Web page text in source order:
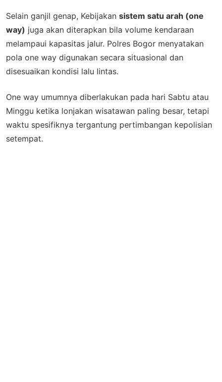
Selain ganjil genap, Kebijakan sistem satu arah (one
way) juga akan diterapkan bila volume kendaraan
melampaui kapasitas jalur. Polres Bogor menyatakan
pola one way digunakan secara situasional dan
disesuaikan kondisi lalu lintas.
One way umumnya diberlakukan pada hari Sabtu atau
Minggu ketika lonjakan wisatawan paling besar, tetapi
waktu spesifiknya tergantung pertimbangan kepolisian
setempat.